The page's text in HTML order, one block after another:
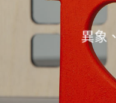
異象